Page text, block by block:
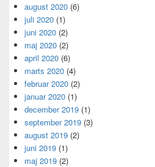
august 2020 (6)
juli 2020 (1)
juni 2020 (2)
maj 2020 (2)
april 2020 (6)
marts 2020 (4)
februar 2020 (2)
januar 2020 (1)
december 2019 (1)
september 2019 (3)
august 2019 (2)
juni 2019 (1)
maj 2019 (2)